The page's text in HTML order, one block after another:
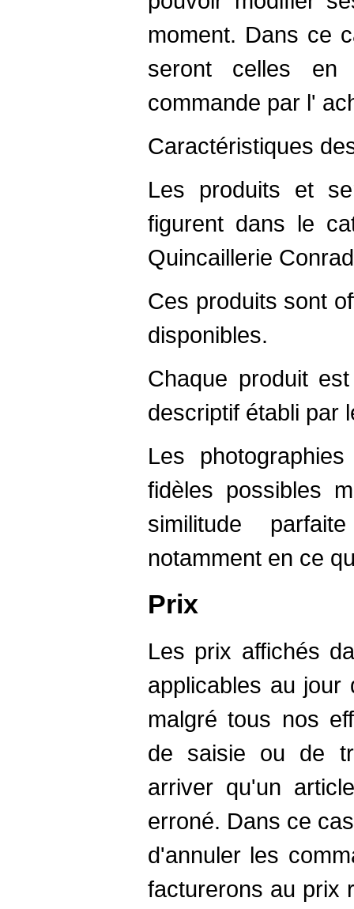
moment. Dans ce
seront celles
commande par l'
Caractéristiques
Les produits et
figurent dans le
Quincaillerie
Ces produits sont
disponibles.
Chaque produit
descriptif établi par
Les
fidèles possibles
similitude
notamment en ce
Prix
Les prix affichés
applicables au jour
malgré tous nos
de saisie ou de
arriver qu'un
erroné. Dans ce
d'annuler les
facturerons au prix